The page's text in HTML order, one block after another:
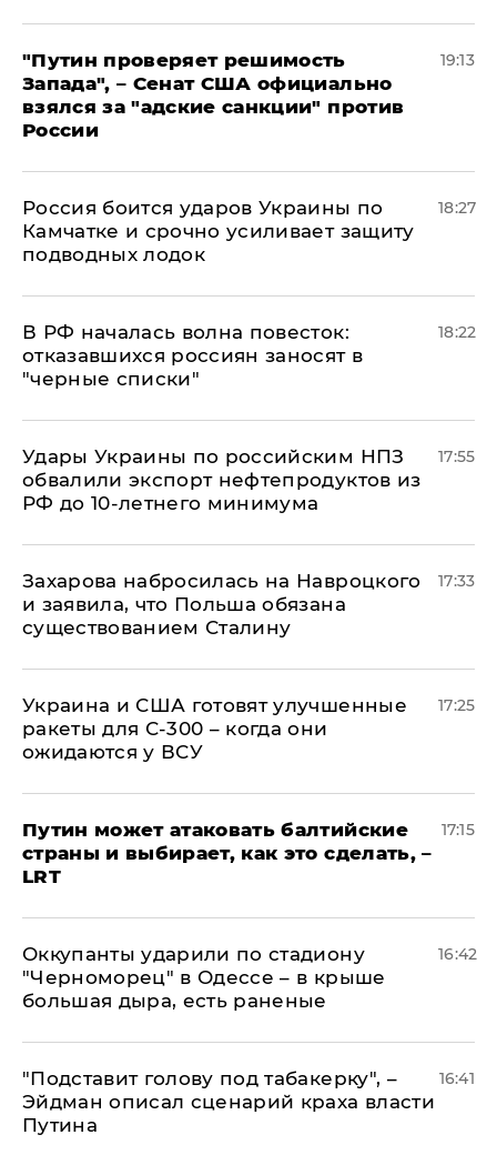
"Путин проверяет решимость
Запада", – Сенат США официально
взялся за "адские санкции" против
России
19:13
Россия боится ударов Украины по
Камчатке и срочно усиливает защиту
подводных лодок
18:27
​В РФ началась волна повесток:
отказавшихся россиян заносят в
"черные списки"
18:22
Удары Украины по российским НПЗ
обвалили экспорт нефтепродуктов из
РФ до 10-летнего минимума
17:55
​Захарова набросилась на Навроцкого
и заявила, что Польша обязана
существованием Сталину
17:33
Украина и США готовят улучшенные
ракеты для С-300 – когда они
ожидаются у ВСУ
17:25
Путин может атаковать балтийские
страны и выбирает, как это сделать, –
LRT
17:15
Оккупанты ударили по стадиону
"Черноморец" в Одессе – в крыше
большая дыра, есть раненые
16:42
​"Подставит голову под табакерку", –
Эйдман описал сценарий краха власти
Путина
16:41